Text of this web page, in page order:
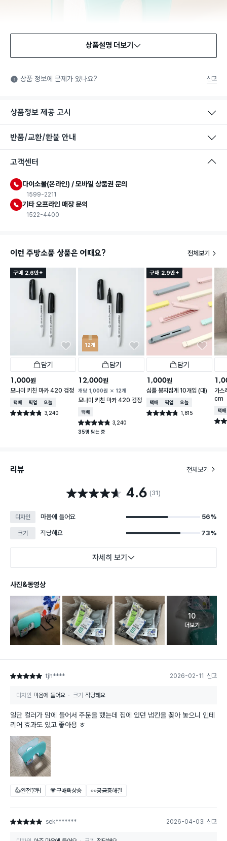
상품설명 더보기
상품 정보에 문제가 있나요? 신고
상품정보 제공 고시
반품/교환/환불 안내
고객센터
다이소몰(온라인) / 모바일 상품권 문의
1599-2211
기타 오프라인 매장 문의
1522-4400
이런 주방소품 상품은 어때요? 전체보기
구매 2.6만+
담기
1,000원
모나미 키친 마카 420 검정
택배배송매장픽업오늘배송
별점 4.8점 3,240
건 작성
12개
담기
12,000원
개당 1,000원 12개
모나미 키친 마카 420 검정
택배배송
별점 4.8점 3,240
건 작성
35명 담는 중
구매 2.9만+
담기
1,000원
심플 봉지집게 10개입 (대)
택배배송매장픽업오늘배송
별점 4.8점 1,815
건 작성
가스
cm
택배
별점
리뷰 전체보기
별점 4.6점 4.6 (31)
디자인 마음에 들어요 56%
크기 적당해요 73%
자세히 보기
사진&동영상
고객 리뷰
10
더보기
별점 5점 tjh**** 2026-02-11 신고
디자인 마음에 들어요 크기 적당해요
일단 컬러가 맘에 들어서 주문을 했는데 집에 있던 냅킨을 꽂아 놓으니 인테
리어 효과도 있고 좋아용 ㅎ
👍완전꿀팁 💗구매욕상승 👀궁금증해결
별점 5점 sek******* 2026-04-03 신고